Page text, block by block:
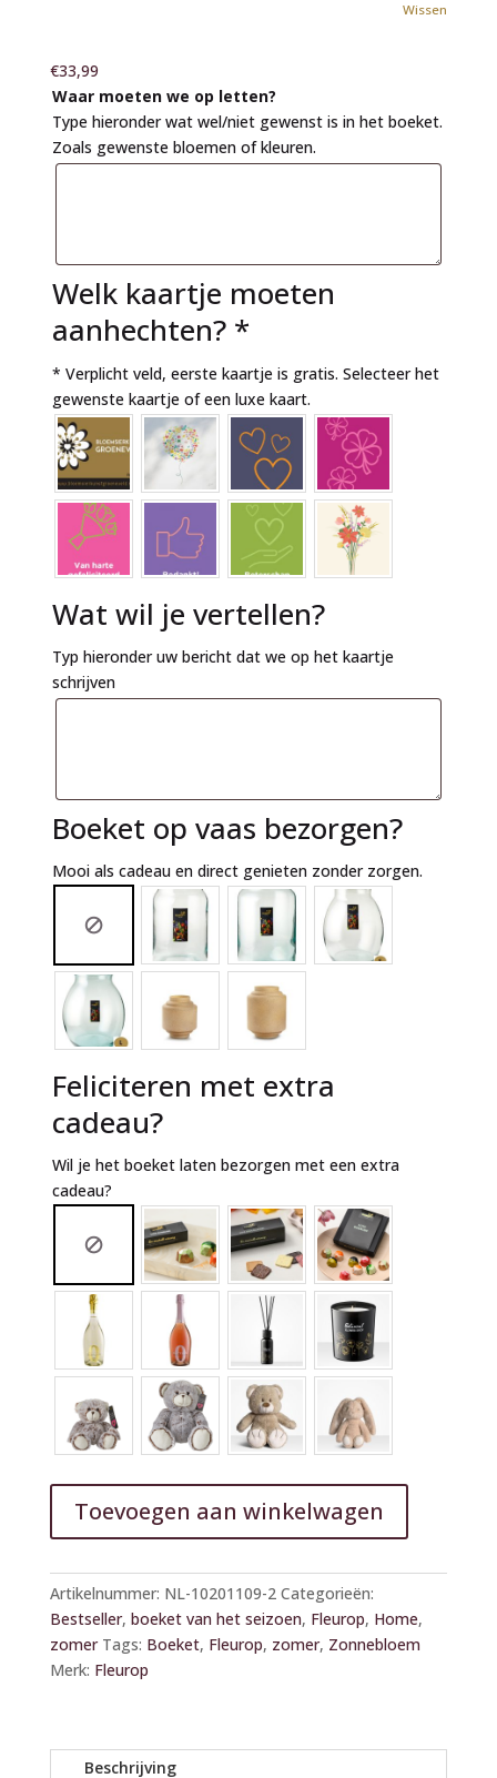
Wissen
€33,99
Waar moeten we op letten?
Type hieronder wat wel/niet gewenst is in het boeket.
Zoals gewenste bloemen of kleuren.
Welk kaartje moeten
aanhechten? *
* Verplicht veld, eerste kaartje is gratis. Selecteer het
gewenste kaartje of een luxe kaart.
Wat wil je vertellen?
Typ hieronder uw bericht dat we op het kaartje
schrijven
Boeket op vaas bezorgen?
Mooi als cadeau en direct genieten zonder zorgen.
Feliciteren met extra
cadeau?
Wil je het boeket laten bezorgen met een extra
cadeau?
Toevoegen aan winkelwagen
l
t
e
r
n
i
Artikelnummer: NL-10201109-2 Categorieën:
Bestseller, boeket van het seizoen, Fleurop, Home,
zomer Tags: Boeket, Fleurop, zomer, Zonnebloem
Merk: Fleurop
Beschrijving